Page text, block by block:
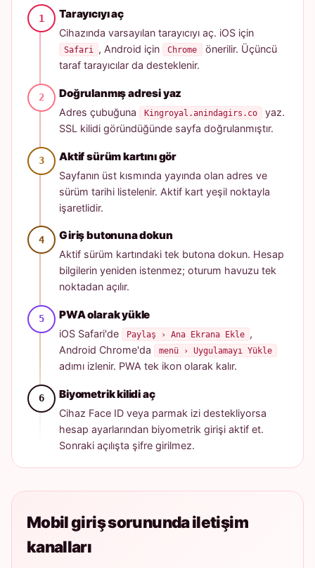
Tarayıcıyı aç
Cihazında varsayılan tarayıcıyı aç. iOS için
Safari , Android için Chrome
önerilir. Üçüncü
taraf tarayıcılar da desteklenir.
Doğrulanmış adresi yaz
Adres çubuğuna Kingroyal.anindagirs.co
yaz.
SSL kilidi göründüğünde sayfa doğrulanmıştır.
Aktif sürüm kartını gör
Sayfanın üst kısmında yayında olan adres ve
sürüm tarihi listelenir. Aktif kart yeşil noktayla
işaretlidir.
Giriş butonuna dokun
Aktif sürüm kartındaki tek butona dokun. Hesap
bilgilerin yeniden istenmez; oturum havuzu tek
noktadan açılır.
PWA olarak yükle
iOS Safari'de Paylaş › Ana Ekrana Ekle ,
Android Chrome'da
menü › Uygulamayı Yükle
adımı izlenir. PWA tek ikon olarak kalır.
Biyometrik kilidi aç
Cihaz Face ID veya parmak izi destekliyorsa
hesap ayarlarından biyometrik girişi aktif et.
Sonraki açılışta şifre girilmez.
Mobil giriş sorununda iletişim
kanalları